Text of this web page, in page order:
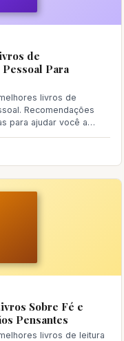
de
Para
livros de
Recomendações
para ajudar você a
Sobre Fé e
Pensantes
livros de leitura